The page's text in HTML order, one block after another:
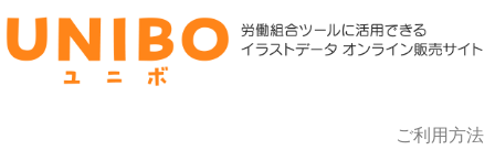
ご利用方法